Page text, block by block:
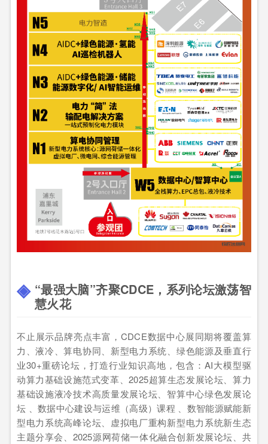
“最强大脑”齐聚CDCE，系列论坛激荡智
慧火花
不止展示品牌亮点丰富，CDCE数据中心展同期将覆盖算
力、液冷、算电协同、新型电力系统、绿色能源及垂直行
业30+重磅论坛，打造行业知识高地，包含：AI大模型驱
动算力基础设施范式变革、2025超算生态发展论坛、算力
基础设施液冷技术高质量发展论坛、智算中心绿色发展论
坛 、数据中心建设与运维（高级）课程 、数智能源赋能新
型电力系统高峰论坛、虚拟电厂重构新型电力系统新生态
主题分享会、2025源网荷储一体化融合创新发展论坛、共